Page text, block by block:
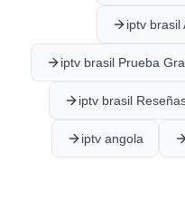
iptv brasil
iptv brasil Prueba
iptv brasil
iptv angola